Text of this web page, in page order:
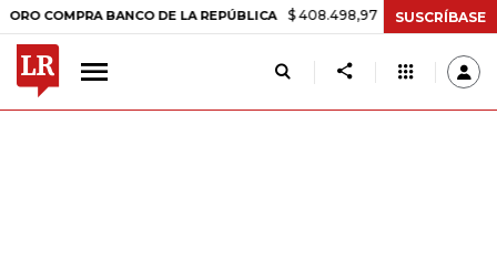
BANCO DE LA REPÚBLICA $ 408.498,97 +$ 8.753,81 +2,19%
SUSCRÍBASE